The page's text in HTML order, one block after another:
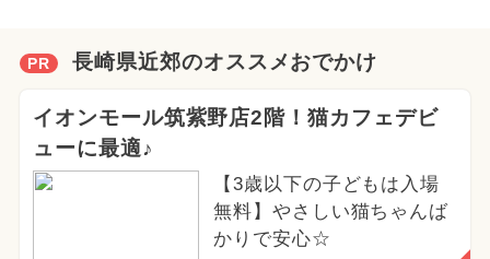
PR 長崎県近郊のオススメおでかけ
イオンモール筑紫野店2階！猫カフェデビ
ューに最適♪
【3歳以下の子どもは入場
無料】やさしい猫ちゃんば
かりで安心☆